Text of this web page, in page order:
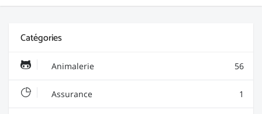
Catégories
Animalerie 56
Assurance 1